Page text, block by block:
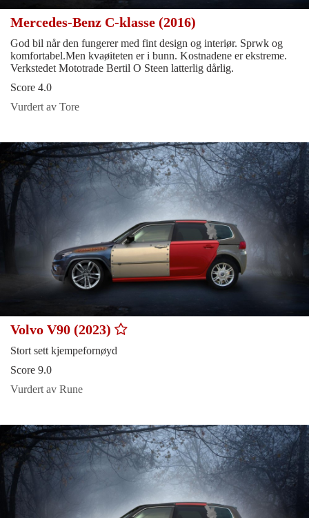
Mercedes-Benz C-klasse (2016)
God bil når den fungerer med fint design og interiør. Sprwk og
komfortabel.Men kvaøiteten er i bunn. Kostnadene er ekstreme.
Verkstedet Mototrade Bertil O Steen latterlig dårlig.
Score 4.0
Vurdert av Tore
Volvo V90 (2023)
Stort sett kjempefornøyd
Score 9.0
Vurdert av Rune